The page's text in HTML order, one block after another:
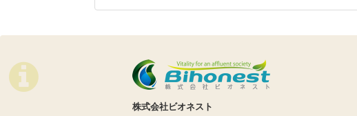
株式会社ビオネスト